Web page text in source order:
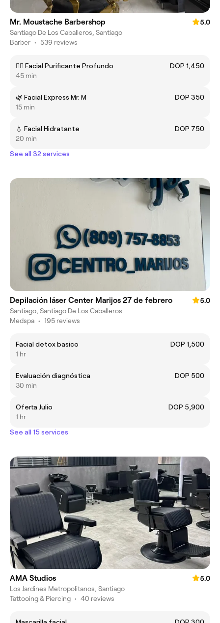
Mr. Moustache Barbershop
5.0
Santiago De Los Caballeros, Santiago
Barber • 539 reviews
🧖‍♂️ Facial Purificante Profundo
DOP 1,450
45 min
🌿 Facial Express Mr. M
DOP 350
15 min
💧 Facial Hidratante
DOP 750
20 min
See all 32 services
Depilación láser Center Marijos 27 de febrero
5.0
Santiago, Santiago De Los Caballeros
Medspa • 195 reviews
Facial detox basico
DOP 1,500
1 hr
Evaluación diagnóstica
DOP 500
30 min
Oferta Julio
DOP 5,900
1 hr
See all 15 services
AMA Studios
5.0
Los Jardines Metropolitanos, Santiago
Tattooing & Piercing • 40 reviews